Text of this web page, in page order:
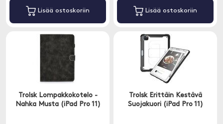
Lisää ostoskoriin Lisää ostoskoriin
Trolsk Lompakkokotelo -
Nahka Musta (iPad Pro 11)
Trolsk Erittäin Kestävä
Suojakuori (iPad Pro 11)